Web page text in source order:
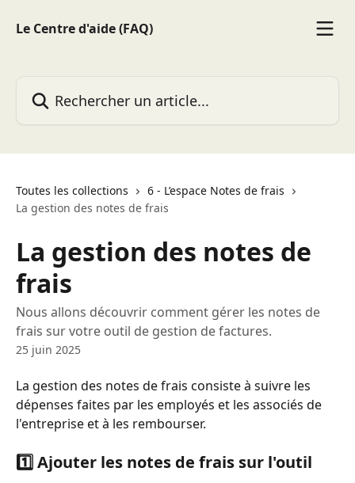
Le Centre d'aide (FAQ)
Toutes les collections
6 - L’espace Notes de frais
La gestion des notes de frais
La gestion des notes de
frais
Nous allons découvrir comment gérer les notes de
frais sur votre outil de gestion de factures.
25 juin 2025
La gestion des notes de frais consiste à suivre les
dépenses faites par les employés et les associés de
l'entreprise et à les rembourser.
1️⃣ Ajouter les notes de frais sur l'outil